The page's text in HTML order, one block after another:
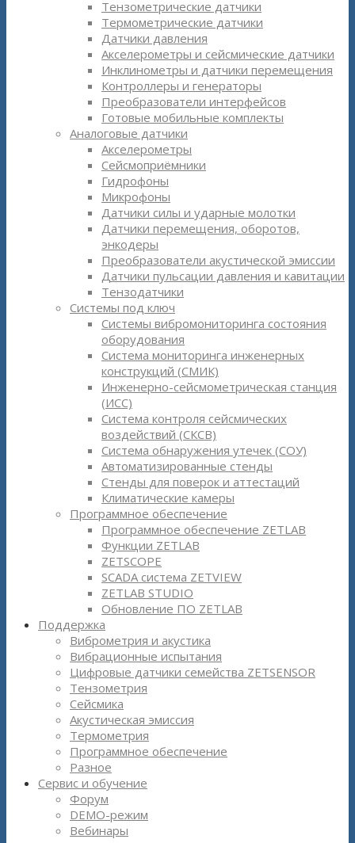
Тензометрические датчики
Термометрические датчики
Датчики давления
Акселерометры и сейсмические датчики
Инклинометры и датчики перемещения
Контроллеры и генераторы
Преобразователи интерфейсов
Готовые мобильные комплекты
Аналоговые датчики
Акселерометры
Сейсмоприёмники
Гидрофоны
Микрофоны
Датчики силы и ударные молотки
Датчики перемещения, оборотов,
энкодеры
Преобразователи акустической эмиссии
Датчики пульсации давления и кавитации
Тензодатчики
Системы под ключ
Системы вибромониторинга состояния
оборудования
Система мониторинга инженерных
конструкций (СМИК)
Инженерно-сейсмометрическая станция
(ИСС)
Система контроля сейсмических
воздействий (СКСВ)
Система обнаружения утечек (СОУ)
Автоматизированные стенды
Стенды для поверок и аттестаций
Климатические камеры
Программное обеспечение
Программное обеспечение ZETLAB
Функции ZETLAB
ZETSCOPE
SCADA система ZETVIEW
ZETLAB STUDIO
Обновление ПО ZETLAB
Поддержка
Виброметрия и акустика
Вибрационные испытания
Цифровые датчики семейства ZETSENSOR
Тензометрия
Сейсмика
Акустическая эмиссия
Термометрия
Программное обеспечение
Разное
Сервис и обучение
Форум
DEMO-режим
Вебинары